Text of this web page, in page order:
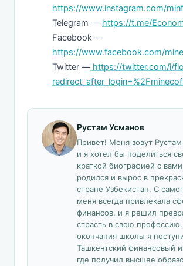
https://www.instagram.com/
Telegram — https://t.me/
Facebook —
https://www.facebook.com/
Twitter — https://twitter.com/i/
Рустам Усманов
Привет! Меня зовут
и я хотел бы поделиться
краткой биографией с
родился и вырос в
стране Узбекистан. С
меня всегда привлекала
финансов, и я решил
страсть в свою
окончания школы я
Ташкентский финансовый
где получил высшее